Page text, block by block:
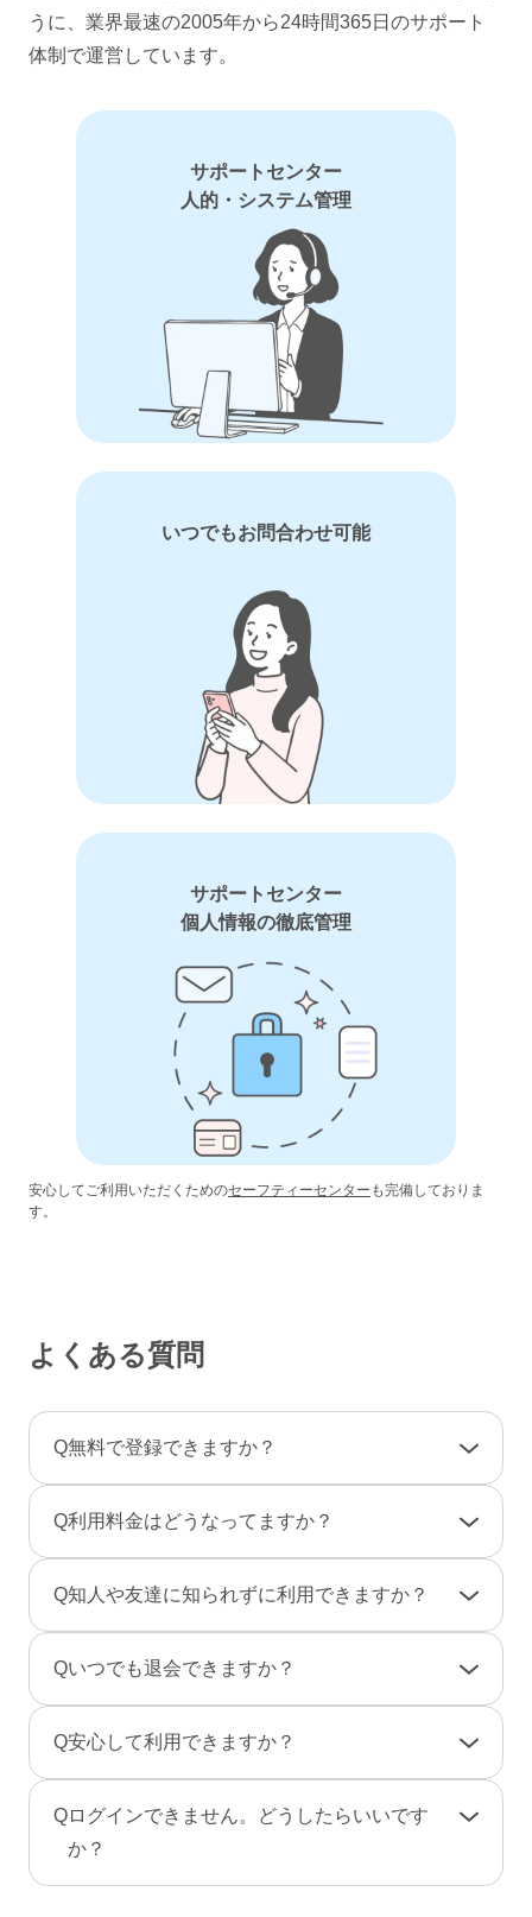
うに、 業界最速の2005年から24時間365日のサポート
体制で運営しています。
サポートセンター
人的・システム管理
いつでもお問合わせ可能
サポートセンター
個人情報の徹底管理
安心してご利用いただくためのセーフティーセンター も完備しておりま
す。
よくある質問
Q無料で登録できますか？
さい。
です。そのため、弊社からお客様へ料金の請求
や督促のご連絡が届くことはありません。
Q利用料金はどうなってますか？
一部のコンテンツの利用はコイン（有料）が必
男性は、事前にポイントをご購入のうえご利用
となります。（1P＝約10円、消費ポイントはサ
ービスによって異なります）
Q知人や友達に知られずに利用できますか？
のニックネームで、プロフ画像を登録しない状
また、検索結果にあなたのプロフィールが表示
されないように設定することもできます。
Qいつでも退会できますか？
手続き」から行えます。
画・メッセージ・ポイント（コイン）などのア
カウント情報はすべて削除されます。復旧や返
金はできませんのでご注意ください。
Q安心して利用できますか？
ービスでは24時間365日体制で有人による監視・
通報対応・年齢確認を行っております。
Qログインできません。どうしたらいいです
か？